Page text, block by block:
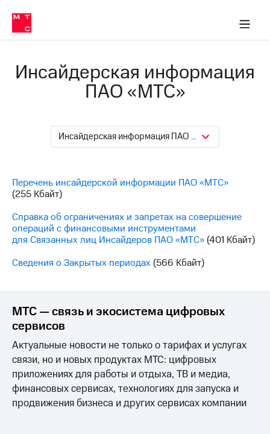
Медиа-центр
и акционерам
Устойчивое развитие
Комплаенс и деловая этика
компании
Карьера
компании
Руководство
Правовая
информация
Контакты
Медиа-центр
релизы
МТС
Достижения
Интервью
Финансовая
отчетность
Контакты
Карьера
в МТС
МТС
о технологиях
Инсайдерская информация
ПАО «МТС»
Инсайдерская информация ПАО «МТС»
Перечень инсайдерской информации ПАО «МТС»
(255 Кбайт)
Справка об ограничениях и запретах на совершение
операций с финансовыми инструментами
для Связанных лиц Инсайдеров ПАО «МТС» (401 Кбайт)
Сведения о Закрытых периодах (566 Кбайт)
МТС — связь и экосистема цифровых
сервисов
Актуальные новости не только о тарифах и услугах
связи, но и новых продуктах МТС: цифровых
приложениях для работы и отдыха, ТВ и медиа,
финансовых сервисах, технологиях для запуска и
продвижения бизнеса и других сервисах компании